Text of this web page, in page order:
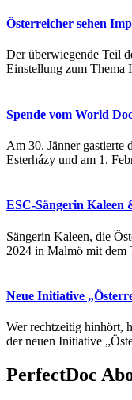
Österreicher sehen
Der überwiegende Teil
Einstellung zum Thema
Spende vom World
Am 30. Jänner gastierte
Esterházy und am 1.
ESC-Sängerin Kaleen
Sängerin Kaleen, die
2024 in Malmö mit
Neue Initiative
Wer rechtzeitig hinhört,
der neuen Initiative
PerfectDoc